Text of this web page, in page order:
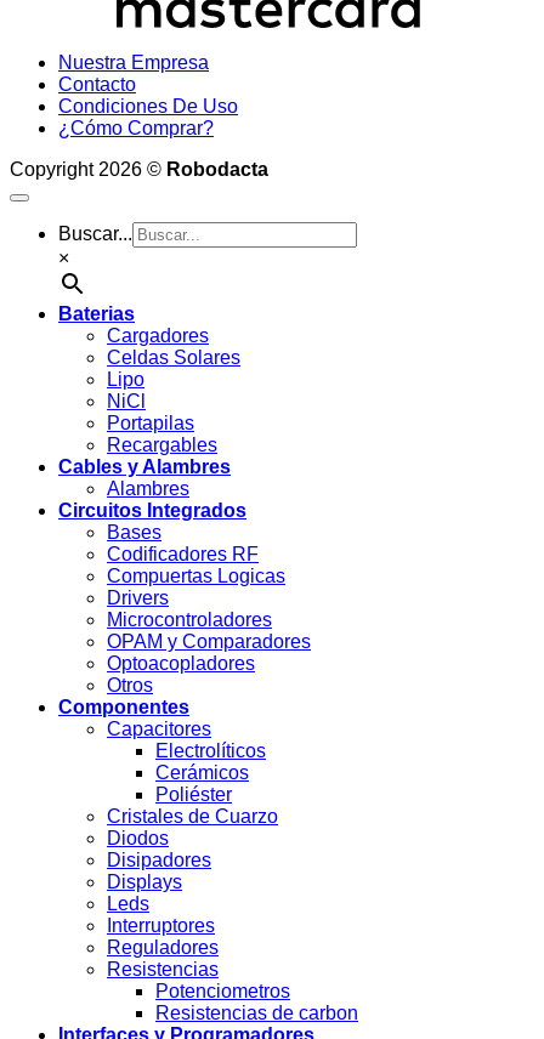
Nuestra Empresa
Contacto
Condiciones De Uso
¿Cómo Comprar?
Copyright 2026 © Robodacta
Buscar...
×
Baterias
Cargadores
Celdas Solares
Lipo
NiCl
Portapilas
Recargables
Cables y Alambres
Alambres
Circuitos Integrados
Bases
Codificadores RF
Compuertas Logicas
Drivers
Microcontroladores
OPAM y Comparadores
Optoacopladores
Otros
Componentes
Capacitores
Electrolíticos
Cerámicos
Poliéster
Cristales de Cuarzo
Diodos
Disipadores
Displays
Leds
Interruptores
Reguladores
Resistencias
Potenciometros
Resistencias de carbon
Interfaces y Programadores